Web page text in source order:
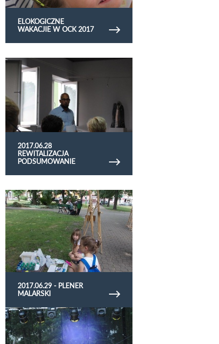
ELOKOGICZNE
WAKACJIE W OCK 2017
2017.06.28
REWITALIZACJA
PODSUMOWANIE
Obejrzyj galerię zdjęć 2017.06.28 rewitalizacja
podsumowanie
2017.06.29 - PLENER
MALARSKI
Obejrzyj galerię zdjęć 2017.06.29 - plener
malarski
Obejrzyj galerię zdjęć 2017 manufaktura smaków